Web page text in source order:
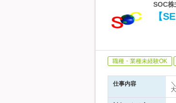
SOC
【
職種・業種未経験OK
仕事内容